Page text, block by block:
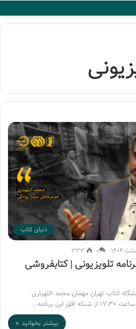
دنیای کتاب
۰ 333
تلویزیونی | کتابفروشی
سالگی نمایشگاه کتاب تهران مهمان:محمد اللهیاری
برنامه…
بیشتر بخوانید »